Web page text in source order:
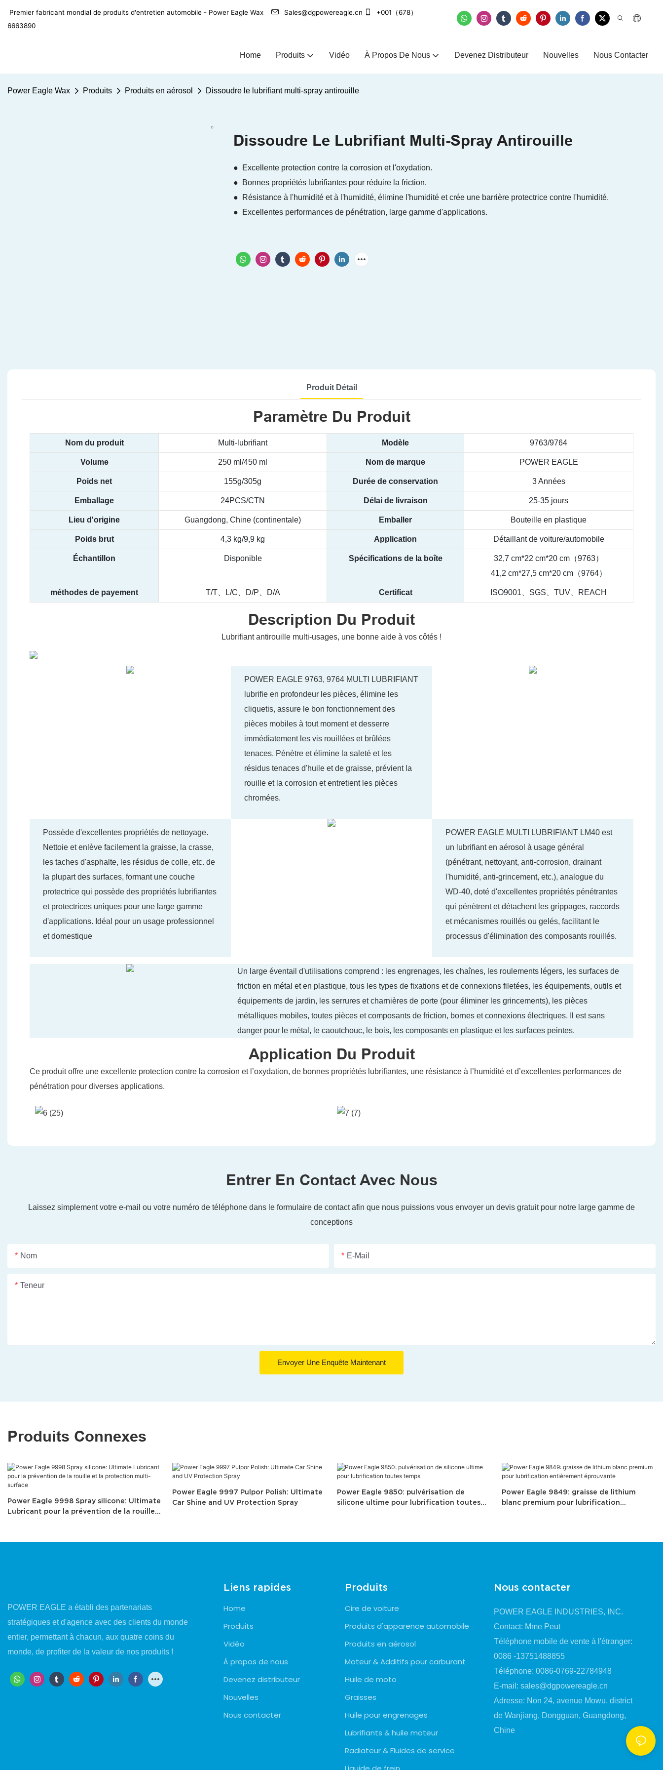
Premier fabricant mondial de produits d'entretien automobile - Power Eagle Wax Sales@dgpowereagle.cn
+001（678）
6663890
Home Produits Vidéo À Propos De Nous Devenez Distributeur Nouvelles Nous Contacter
Power Eagle Wax Produits Produits en aérosol Dissoudre le lubrifiant multi-spray antirouille
Dissoudre Le Lubrifiant Multi-Spray Antirouille
● Excellente protection contre la corrosion et l'oxydation.
● Bonnes propriétés lubrifiantes pour réduire la friction.
● Résistance à l'humidité et à l'humidité, élimine l'humidité et crée une barrière protectrice contre l'humidité.
● Excellentes performances de pénétration, large gamme d'applications.
Produit Détail
Paramètre Du Produit
Nom du produit Multi-lubrifiant Modèle 9763/9764
Volume 250 ml/450 ml Nom de marque POWER EAGLE
Poids net 155g/305g Durée de conservation 3 Années
Emballage 24PCS/CTN Délai de livraison 25-35 jours
Lieu d'origine Guangdong, Chine (continentale) Emballer Bouteille en plastique
Poids brut 4,3 kg/9,9 kg Application Détaillant de voiture/automobile
Échantillon Disponible Spécifications de la boîte
32,7 cm*22 cm*20 cm（9763）
41,2 cm*27,5 cm*20 cm（9764）
méthodes de payement T/T、L/C、D/P、D/A Certificat ISO9001、SGS、TUV、REACH
Description Du Produit
Lubrifiant antirouille multi-usages, une bonne aide à vos côtés !
POWER EAGLE 9763, 9764 MULTI LUBRIFIANT
lubrifie en profondeur les pièces, élimine les
cliquetis, assure le bon fonctionnement des
pièces mobiles à tout moment et desserre
immédiatement les vis rouillées et brûlées
tenaces. Pénètre et élimine la saleté et les
résidus tenaces d'huile et de graisse, prévient la
rouille et la corrosion et entretient les pièces
chromées.
Possède d'excellentes propriétés de nettoyage.
Nettoie et enlève facilement la graisse, la crasse,
les taches d'asphalte, les résidus de colle, etc. de
la plupart des surfaces, formant une couche
protectrice qui possède des propriétés lubrifiantes
et protectrices uniques pour une large gamme
d'applications. Idéal pour un usage professionnel
et domestique
POWER EAGLE MULTI LUBRIFIANT LM40 est
un lubrifiant en aérosol à usage général
(pénétrant, nettoyant, anti-corrosion, drainant
l'humidité, anti-grincement, etc.), analogue du
WD-40, doté d'excellentes propriétés pénétrantes
qui pénètrent et détachent les grippages, raccords
et mécanismes rouillés ou gelés, facilitant le
processus d'élimination des composants rouillés.
Un large éventail d'utilisations comprend : les engrenages, les chaînes, les roulements légers, les surfaces de
friction en métal et en plastique, tous les types de fixations et de connexions filetées, les équipements, outils et
équipements de jardin, les serrures et charnières de porte (pour éliminer les grincements), les pièces
métalliques mobiles, toutes pièces et composants de friction, bornes et connexions électriques. Il est sans
danger pour le métal, le caoutchouc, le bois, les composants en plastique et les surfaces peintes.
Application Du Produit
Ce produit offre une excellente protection contre la corrosion et l’oxydation, de bonnes propriétés lubrifiantes, une résistance à l’humidité et d’excellentes performances de
pénétration pour diverses applications.
Entrer En Contact Avec Nous
Laissez simplement votre e-mail ou votre numéro de téléphone dans le formulaire de contact afin que nous puissions vous envoyer un devis gratuit pour notre large gamme de
conceptions
Nom E-Mail
Teneur
Envoyer Une Enquête Maintenant
Produits Connexes
Power Eagle 9998 Spray silicone: Ultimate
Lubricant pour la prévention de la rouille
Power Eagle 9997 Pulpor Polish: Ultimate
Car Shine and UV Protection Spray
Power Eagle 9850: pulvérisation de
silicone ultime pour lubrification toutes
Power Eagle 9849: graisse de lithium
blanc premium pour lubrification
POWER EAGLE a établi des partenariats
stratégiques et d'agence avec des clients du monde
entier, permettant à chacun, aux quatre coins du
monde, de profiter de la valeur de nos produits !
Liens rapides
Home
Produits
Vidéo
À propos de nous
Devenez distributeur
Nouvelles
Nous contacter
Produits
Cire de voiture
Produits d'apparence automobile
Produits en aérosol
Moteur & Additifs pour carburant
Huile de moto
Graisses
Huile pour engrenages
Lubrifiants & huile moteur
Radiateur & Fluides de service
Nous contacter
POWER EAGLE INDUSTRIES, INC.
Contact: Mme Peut
Téléphone mobile de vente à l'étranger:
0086 -13751488855
Téléphone: 0086-0769-22784948
E-mail: sales@dgpowereagle.cn
Adresse: Non 24, avenue Mowu, district
de Wanjiang, Dongguan, Guangdong,
Chine